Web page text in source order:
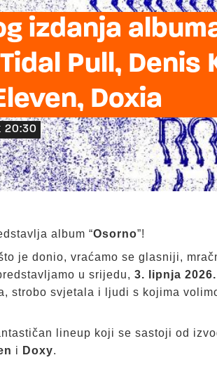
izdanja
Pull, Denis
Doxia
20:30
album “Osorno”!
je donio, vraćamo se glasniji,
u srijedu, 3. lipnja 2026.
strobo svjetala i ljudi s kojima
lineup koji se sastoji od
i Doxy.